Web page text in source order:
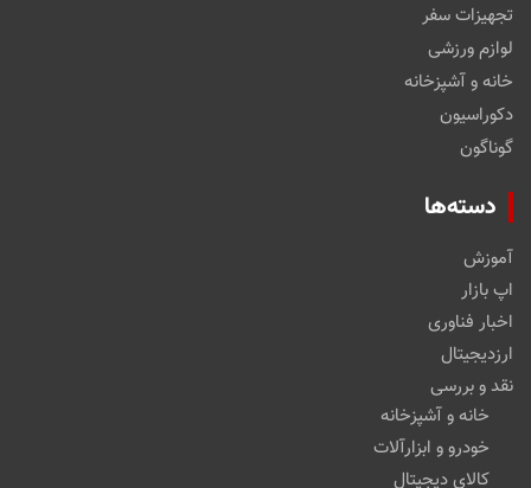
تجهیزات سفر
لوازم ورزشی
خانه و آشپزخانه
دکوراسیون
گوناگون
دسته‌ها
آموزش
اپ بازار
اخبار فناوری
ارزدیجیتال
نقد و بررسی
خانه و آشپزخانه
خودرو و ابزارآلات
کالای دیجیتال